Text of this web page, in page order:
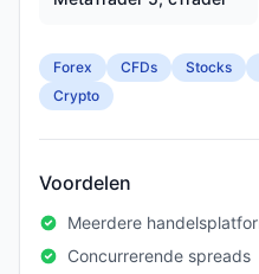
Forex CFDs Stocks
Crypto
Voordelen
Meerdere
Concurrerende spreads